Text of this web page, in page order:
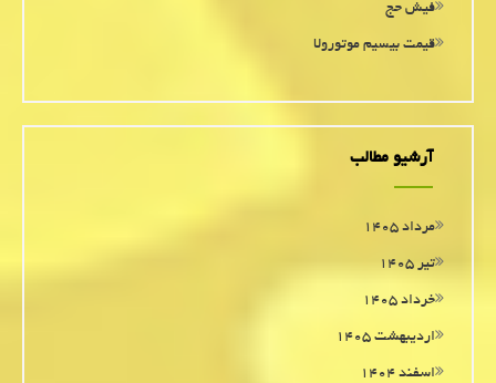
فیش حج
قیمت بیسیم موتورولا
آرشیو مطالب
مرداد ۱۴۰۵
تیر ۱۴۰۵
خرداد ۱۴۰۵
اردیبهشت ۱۴۰۵
اسفند ۱۴۰۴